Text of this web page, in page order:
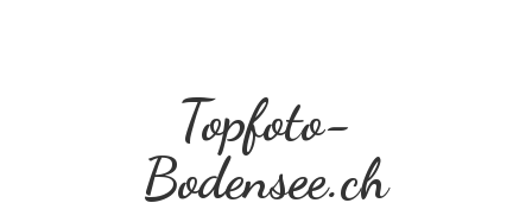
Topfoto-
Bodensee.ch